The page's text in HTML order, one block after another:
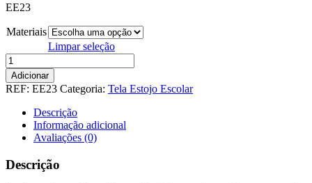
EE23
Materiais
Limpar seleção
Quantidade
de
23
Estojo
Escolar
Unicórnio
Adicionar
REF: EE23 Categoria: Tela Estojo Escolar
Descrição
Informação adicional
Avaliações (0)
Descrição